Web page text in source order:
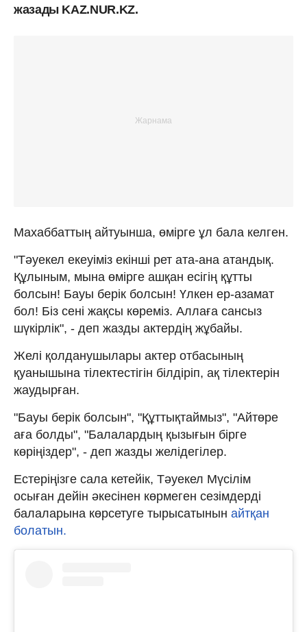
жазады KAZ.NUR.KZ.
Махаббаттың айтуынша, өмірге ұл бала келген.
"Тәуекел екеуіміз екінші рет ата-ана атандық.
Құлыным, мына өмірге ашқан есігің құтты
болсын! Бауы берік болсын! Үлкен ер-азамат
бол! Біз сені жақсы көреміз. Аллаға сансыз
шүкірлік", - деп жазды актердің жұбайы.
Желі қолданушылары актер отбасының
қуанышына тілектестігін білдіріп, ақ тілектерін
жаудырған.
"Бауы берік болсын", "Құттықтаймыз", "Айтөре
аға болды", "Балалардың қызығын бірге
көріңіздер", - деп жазды желідегілер.
Естеріңізге сала кетейік, Тәуекел Мүсілім
осыған дейін әкесінен көрмеген сезімдерді
балаларына көрсетуге тырысатынын айтқан
болатын.